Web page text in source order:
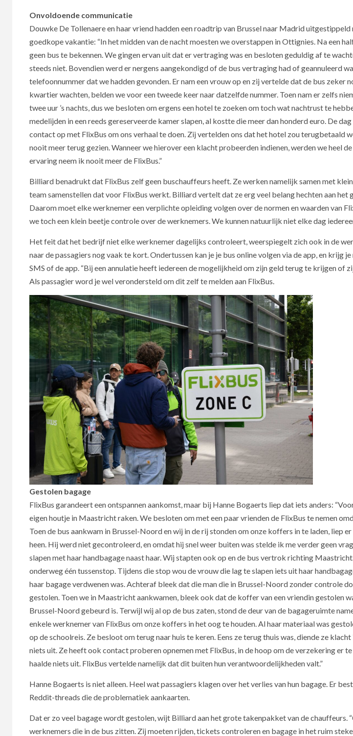
Onvoldoende communicatie
Douwke De Tollenaere en haar vriend hadden een roadtrip van Brussel naar Madrid
goedkope vakantie: “In het midden van de nacht moesten we overstappen in Ottignies. Na een
geen bus te bekennen. We gingen ervan uit dat er vertraging was en besloten geduldig af te
steeds niet. Bovendien werd er nergens aangekondigd of de bus vertraging had of geannuleerd
telefoonnummer dat we hadden gevonden. Er nam een vrouw op en zij vertelde dat de bus zeker
kwartier wachten, belden we voor een tweede keer naar datzelfde nummer. Toen nam er zelfs
twee uur ’s nachts, dus we besloten om ergens een hotel te zoeken om toch wat nachtrust te
medelijden in een reeds gereserveerde kamer slapen, al kostte die meer dan honderd euro. De
contact op met FlixBus om ons verhaal te doen. Zij vertelden ons dat het hotel zou terugbetaald
nooit meer terug gezien. Wanneer we hierover een klacht probeerden indienen, werden we heel
ervaring neem ik nooit meer de FlixBus.”
Billiard benadrukt dat FlixBus zelf geen buschauffeurs heeft. Ze werken namelijk samen met
team samenstellen dat voor FlixBus werkt. Billiard vertelt dat ze erg veel belang hechten aan het
Daarom moet elke werknemer een verplichte opleiding volgen over de normen en waarden van
we toch een klein beetje controle over de werknemers. We kunnen natuurlijk niet elke dag
Het feit dat het bedrijf niet elke werknemer dagelijks controleert, weerspiegelt zich ook in de
naar de passagiers nog vaak te kort. Ondertussen kan je je bus online volgen via de app, en krijg
SMS of de app. “Bij een annulatie heeft iedereen de mogelijkheid om zijn geld terug te krijgen of
Als passagier word je wel verondersteld om dit zelf te melden aan FlixBus.
Gestolen bagage
FlixBus garandeert een ontspannen aankomst, maar bij Hanne Bogaerts liep dat iets anders:
eigen houtje in Maastricht raken. We besloten om met een paar vrienden de FlixBus te nemen
Toen de bus aankwam in Brussel-Noord en wij in de rij stonden om onze koffers in te laden, liep
heen. Hij werd niet gecontroleerd, en omdat hij snel weer buiten was stelde ik me verder geen
slapen met haar handbagage naast haar. Wij stapten ook op en de bus vertrok richting
onderweg één tussenstop. Tijdens die stop wou de vrouw die lag te slapen iets uit haar
haar bagage verdwenen was. Achteraf bleek dat die man die in Brussel-Noord zonder controle
gestolen. Toen we in Maastricht aankwamen, bleek ook dat de koffer van een vriendin gestolen
Brussel-Noord gebeurd is. Terwijl wij al op de bus zaten, stond de deur van de bagageruimte
enkele werknemer van FlixBus om onze koffers in het oog te houden. Al haar materiaal was
op de schoolreis. Ze besloot om terug naar huis te keren. Eens ze terug thuis was, diende ze
niets uit. Ze heeft ook contact proberen opnemen met FlixBus, in de hoop om de verzekering er
haalde niets uit. FlixBus vertelde namelijk dat dit buiten hun verantwoordelijkheden valt.”
Hanne Bogaerts is niet alleen. Heel wat passagiers klagen over het verlies van hun bagage. Er
Reddit-threads die de problematiek aankaarten.
Dat er zo veel bagage wordt gestolen, wijt Billiard aan het grote takenpakket van de chauffeurs.
werknemers die in de bus zitten. Zij moeten rijden, tickets controleren en bagage in het ruim